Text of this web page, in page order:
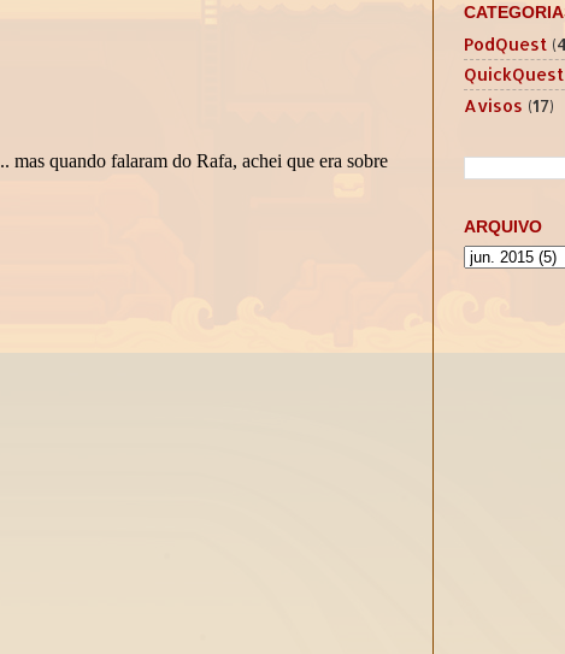
PodQuest
QuickQuest
Avisos (17)
ARQUIVO